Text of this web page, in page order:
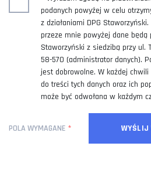
podanych powyżej w celu
z działaniami DPG
przeze mnie powyżej dane będą
Staworzyński z siedzibą przy ul.
58-570 (administrator danych).
jest dobrowolne. W każdej
do treści tych danych oraz ich
może być odwołana w każdym
POLA WYMAGANE